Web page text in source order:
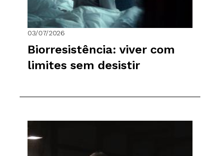
03/07/2026
Biorresistência: viver com
limites sem desistir